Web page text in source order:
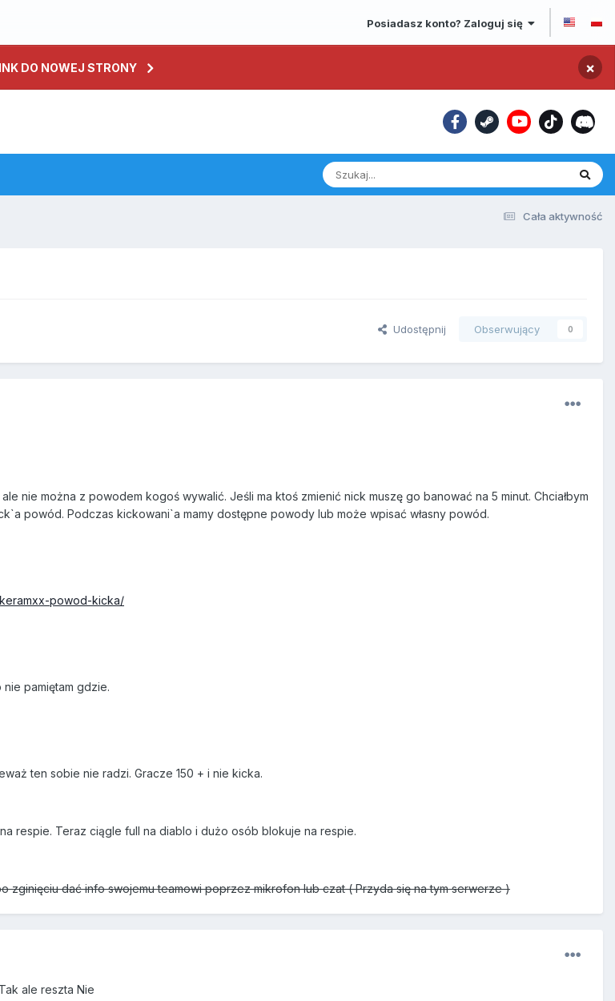
Posiadasz konto? Zaloguj się
DO NOWEJ STRONY ×
Cała aktywność
Udostępnij Obserwujący 0
nie można z powodem kogoś wywalić. Jeśli ma ktoś zmienić nick muszę go banować na 5 minut. Chciałbym
powód. Podczas kickowani`a mamy dostępne powody lub może wpisać własny powód.
powod-kicka/
pamiętam gdzie.
ten sobie nie radzi. Gracze 150 + i nie kicka.
respie. Teraz ciągle full na diablo i dużo osób blokuje na respie.
zginięciu dać info swojemu teamowi poprzez mikrofon lub czat ( Przyda się na tym serwerze )
ale reszta Nie